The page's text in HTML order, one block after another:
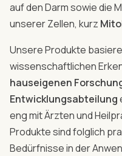
auf den Darm sowie die
unserer Zellen, kurz
Unsere Produkte
wissenschaftlichen
hauseigenen
Entwicklungsabteilung
eng mit Ärzten und
Produkte sind folglich
Bedürfnisse in der